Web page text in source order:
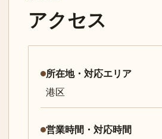
アクセス
所在地・対応エリア
港区
営業時間・対応時間